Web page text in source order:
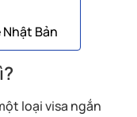
Nhật Bản
loại visa ngắn